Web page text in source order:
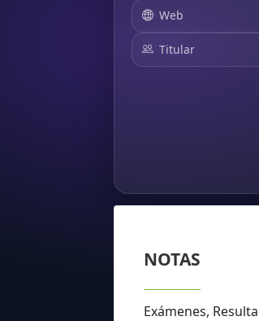
Web
Titular
NOTAS
Exámenes,